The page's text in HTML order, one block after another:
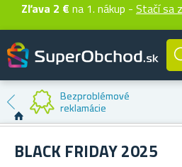
Zľava 2 € na 1. nákup - Stačí sa
Bezproblémové
reklamácie
BLACK FRIDAY 2025